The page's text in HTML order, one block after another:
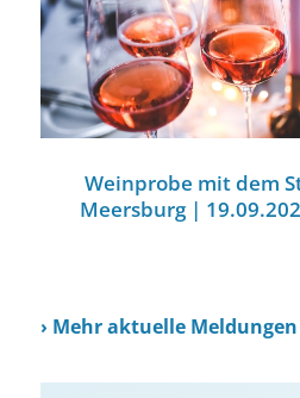
Weinprobe mit dem
Meersburg |
› Mehr aktuelle Meldungen